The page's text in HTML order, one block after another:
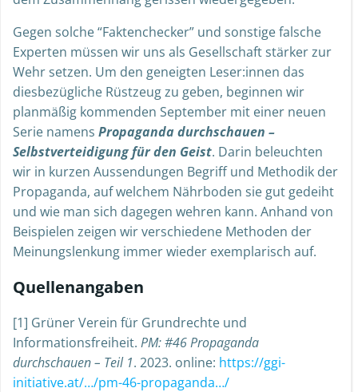
Gegen solche “Faktenchecker” und sonstige falsche
Experten müssen wir uns als Gesellschaft stärker zur
Wehr setzen. Um den geneigten Leser:innen das
diesbezügliche Rüstzeug zu geben, beginnen wir
planmäßig kommenden September mit einer neuen
Serie namens Propaganda durchschauen –
Selbstverteidigung für den Geist. Darin beleuchten
wir in kurzen Aussendungen Begriff und Methodik der
Propaganda, auf welchem Nährboden sie gut gedeiht
und wie man sich dagegen wehren kann. Anhand von
Beispielen zeigen wir verschiedene Methoden der
Meinungslenkung immer wieder exemplarisch auf.
Quellenangaben
[1] Grüner Verein für Grundrechte und
Informationsfreiheit. PM: #46 Propaganda
durchschauen – Teil 1. 2023. online: https://ggi-
initiative.at/…/pm-46-propaganda…/